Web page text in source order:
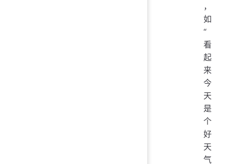
，
如
“
看
起
来
今
天
是
个
好
天
气